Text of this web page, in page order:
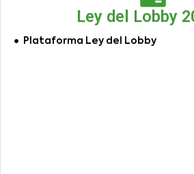
Ley del Lobby
Plataforma Ley del Lobby